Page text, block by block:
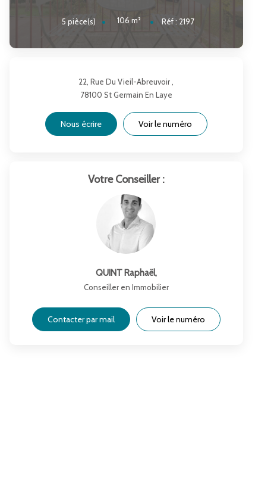
5 pièce(s) 106 m² Réf : 2197
22, Rue Du Vieil-Abreuvoir ,
78100 St Germain En Laye
Nous écrire Voir le numéro
Votre Conseiller :
QUINT Raphaël,
Conseiller en Immobilier
Contacter par mail Voir le numéro